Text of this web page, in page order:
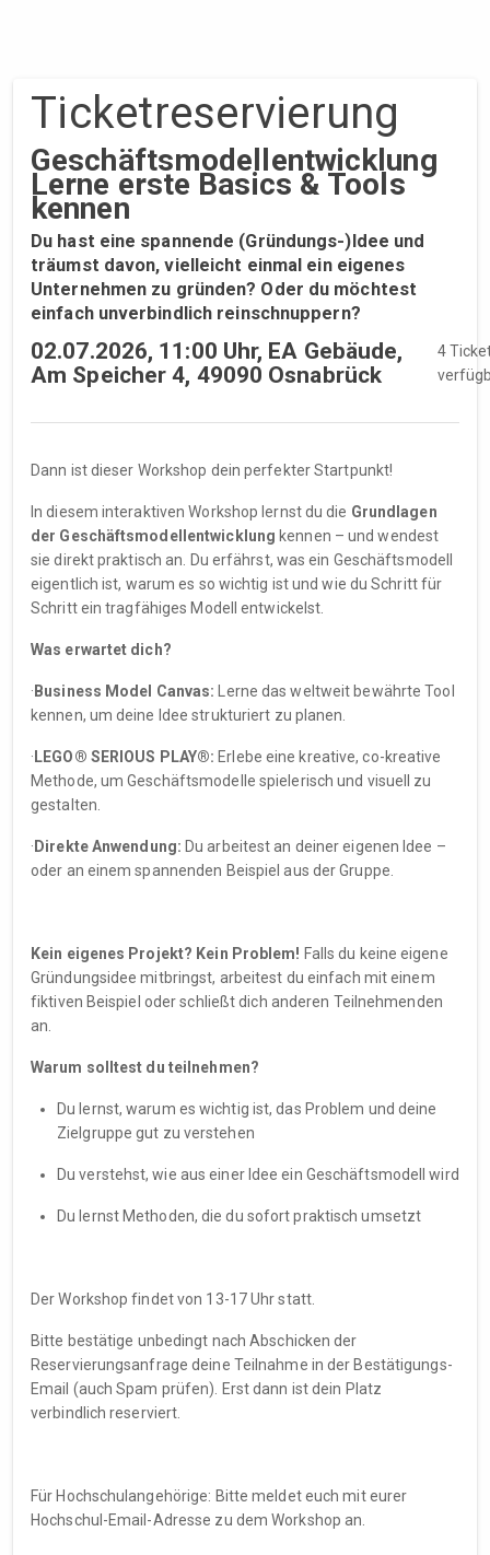
Ticket­reservierung
Geschäftsmodellentwicklung
Lerne erste Basics & Tools
kennen
Du hast eine spannende (Gründungs-)Idee und
träumst davon, vielleicht einmal ein eigenes
Unternehmen zu gründen? Oder du möchtest
einfach unverbindlich reinschnuppern?
02.07.2026, 11:00 Uhr, EA Gebäude,
Am Speicher 4, 49090 Osnabrück
4
Dann ist dieser Workshop dein perfekter Startpunkt!
In diesem interaktiven Workshop lernst du die Grundlagen
der Geschäftsmodellentwicklung kennen – und wendest
sie direkt praktisch an. Du erfährst, was ein Geschäftsmodell
eigentlich ist, warum es so wichtig ist und wie du Schritt für
Schritt ein tragfähiges Modell entwickelst.
Was erwartet dich?
· Business Model Canvas: Lerne das weltweit bewährte Tool
kennen, um deine Idee strukturiert zu planen.
· LEGO® SERIOUS PLAY®: Erlebe eine kreative, co-kreative
Methode, um Geschäftsmodelle spielerisch und visuell zu
gestalten.
· Direkte Anwendung: Du arbeitest an deiner eigenen Idee –
oder an einem spannenden Beispiel aus der Gruppe.
Kein eigenes Projekt? Kein Problem! Falls du keine eigene
Gründungsidee mitbringst, arbeitest du einfach mit einem
fiktiven Beispiel oder schließt dich anderen Teilnehmenden
an.
Warum solltest du teilnehmen?
Du lernst, warum es wichtig ist, das Problem und deine
Zielgruppe gut zu verstehen
Du verstehst, wie aus einer Idee ein Geschäftsmodell wird
Du lernst Methoden, die du sofort praktisch umsetzt
Der Workshop findet von 13-17 Uhr statt.
Bitte bestätige unbedingt nach Abschicken der
Reservierungsanfrage deine Teilnahme in der Bestätigungs-
Email (auch Spam prüfen). Erst dann ist dein Platz
verbindlich reserviert.
Für Hochschulangehörige: Bitte meldet euch mit eurer
Hochschul-Email-Adresse zu dem Workshop an.